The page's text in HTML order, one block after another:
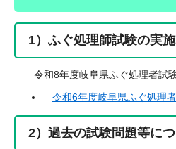
1）ふぐ処理師試験の実
令和8年度岐阜県ふぐ処理者試験
令和6年度岐阜県ふぐ処理
2）過去の試験問題等に